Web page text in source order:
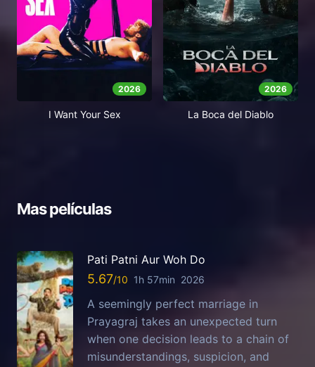
2026
I Want Your Sex
2026
La Boca del Diablo
Mas películas
Pati Patni Aur Woh Do
5.67 1h 57min 2026
A seemingly perfect marriage in
Prayagraj takes an unexpected turn
when one decision leads to a chain of
misunderstandings, suspicion, and